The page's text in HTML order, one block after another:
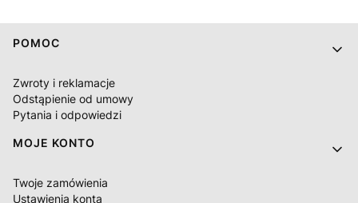
Linki w stopce
POMOC
Zwroty i reklamacje
Odstąpienie od umowy
Pytania i odpowiedzi
MOJE KONTO
Twoje zamówienia
Ustawienia konta